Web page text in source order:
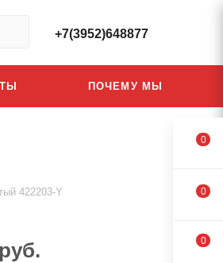
+7(3952)648877
ПОЧЕМУ МЫ
422203-Y
руб.
0
0
0